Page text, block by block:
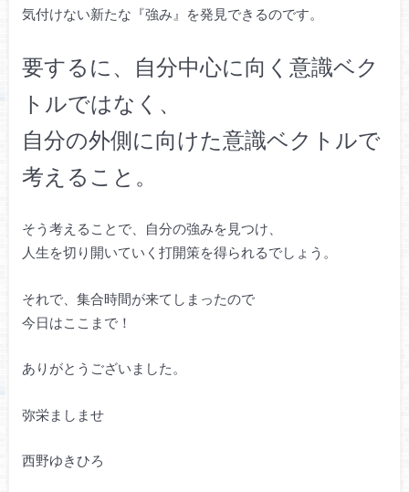
気付けない新たな『強み』を発見できるのです。
要するに、自分中心に向く意識ベク
トルではなく、
自分の外側に向けた意識ベクトルで
考えること。
そう考えることで、自分の強みを見つけ、
人生を切り開いていく打開策を得られるでしょう。
それで、集合時間が来てしまったので
今日はここまで！
ありがとうございました。
弥栄ましませ
西野ゆきひろ